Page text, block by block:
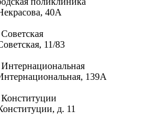
40A
11/83
139А
д. 11